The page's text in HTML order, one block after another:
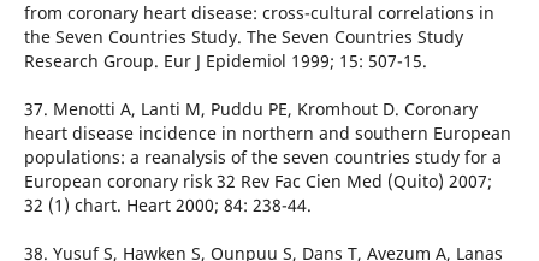
from coronary heart disease: cross-cultural correlations in
the Seven Countries Study. The Seven Countries Study
Research Group. Eur J Epidemiol 1999; 15: 507-15.
37. Menotti A, Lanti M, Puddu PE, Kromhout D. Coronary
heart disease incidence in northern and southern European
populations: a reanalysis of the seven countries study for a
European coronary risk 32 Rev Fac Cien Med (Quito) 2007;
32 (1) chart. Heart 2000; 84: 238-44.
38. Yusuf S, Hawken S, Ounpuu S, Dans T, Avezum A, Lanas